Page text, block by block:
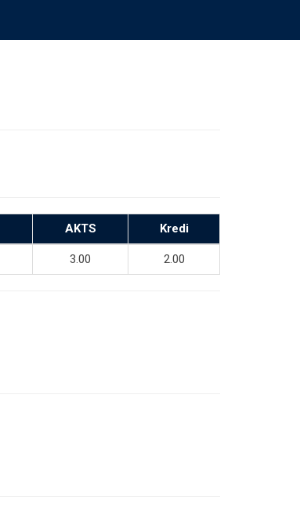
AKTS Kredi
3.00 2.00